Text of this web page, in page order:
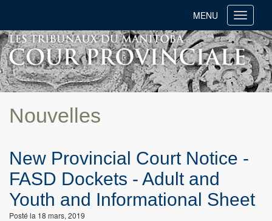
Toggle
MENU
Nouvelles
New Provincial Court Notice -
FASD Dockets - Adult and
Youth and Informational Sheet
Posté la 18 mars, 2019